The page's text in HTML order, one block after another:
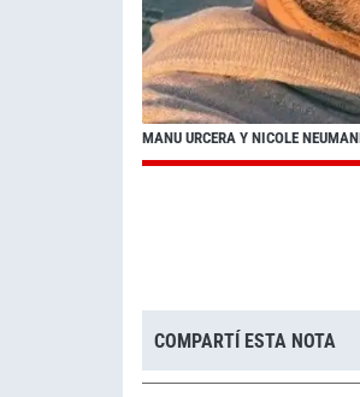
MANU URCERA Y NICOLE
COMPARTÍ ESTA NOTA